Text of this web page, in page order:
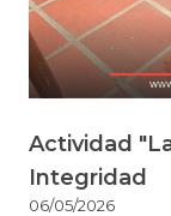
Actividad
Integridad
06/05/2026